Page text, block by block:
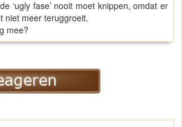
‘ugly fase’ nooit moet knippen, omdat er
niet meer teruggroeit.
mee?